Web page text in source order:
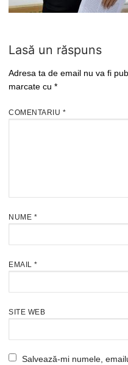
Lasă un răspuns
Adresa ta de email nu va fi
marcate cu *
COMENTARIU *
NUME *
EMAIL *
SITE WEB
Salvează-mi numele,